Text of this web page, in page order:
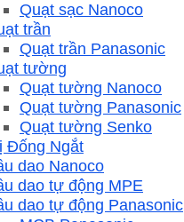
Quạt sạc Nanoco
trần
Quạt trần Panasonic
tường
Quạt tường Nanoco
Quạt tường Panasonic
Quạt tường Senko
Đống Ngắt
dao Nanoco
dao tự động MPE
dao tự động Panasonic